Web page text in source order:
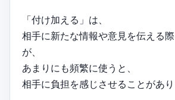
「付け加える」は、
相手に新たな情報や意見を伝える
が、
あまりにも頻繁に使うと、
相手に負担を感じさせることがあり